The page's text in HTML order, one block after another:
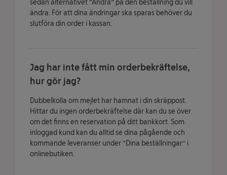
sedan alternativet ”Ändra” på den beställning du vill
ändra. För att dina ändringar ska sparas behöver du
slutföra din order i kassan.
Jag har inte fått min orderbekräftelse,
hur gör jag?
Dubbelkolla om mejlet har hamnat i din skräppost.
Hittar du ingen orderbekräftelse där kan du se över
om det finns en reservation på ditt bankkort. Som
inloggad kund kan du alltid se dina pågående och
kommande leveranser under ”Dina beställningar” i
onlinebutiken.